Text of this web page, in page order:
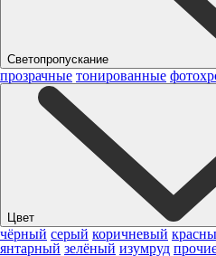
Светопропускание
прозрачные тонированные
Цвет
чёрный серый коричневый
янтарный зелёный изумруд